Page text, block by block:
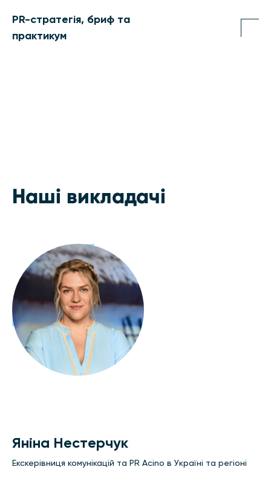
PR-стратегія, бриф та
практикум
Наші викладачі
Яніна Нестерчук
Екскерівниця комунікацій та PR Acino в Україні та регіоні